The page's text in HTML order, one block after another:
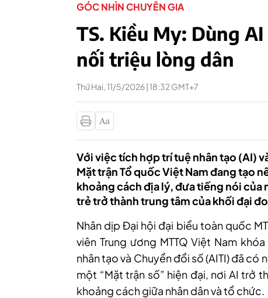
GÓC NHÌN CHUYÊN GIA
TS. Kiều My: Dùng
nối triệu lòng dân
Thứ Hai, 11/5/2026 | 18:32 GMT+7
Với việc tích hợp trí tuệ nhân tạo (AI)
Mặt trận Tổ quốc Việt Nam đang tạo
khoảng cách địa lý, đưa tiếng nói của
trẻ trở thành trung tâm của khối đại
Nhân dịp Đại hội đại biểu toàn quốc
viên Trung ương MTTQ Việt Nam
nhân tạo và Chuyển đổi số (AITI) đã có
một “Mặt trận số” hiện đại, nơi AI trở
khoảng cách giữa nhân dân và tổ chức.